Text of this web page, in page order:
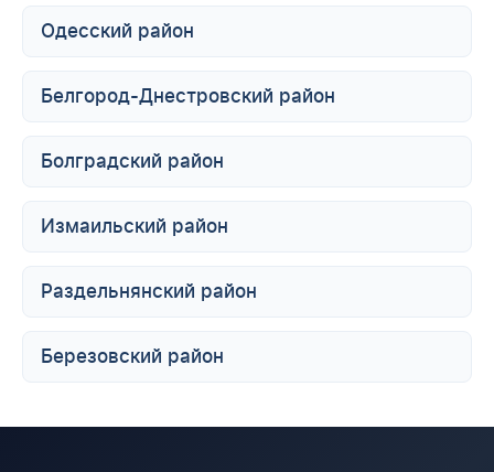
Одесский район
Белгород-Днестровский район
Болградский район
Измаильский район
Раздельнянский район
Березовский район